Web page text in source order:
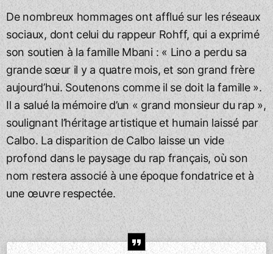
De nombreux hommages ont afflué sur les réseaux
sociaux, dont celui du rappeur Rohff, qui a exprimé
son soutien à la famille Mbani : « Lino a perdu sa
grande sœur il y a quatre mois, et son grand frère
aujourd’hui. Soutenons comme il se doit la famille ».
Il a salué la mémoire d’un « grand monsieur du rap »,
soulignant l’héritage artistique et humain laissé par
Calbo. La disparition de Calbo laisse un vide
profond dans le paysage du rap français, où son
nom restera associé à une époque fondatrice et à
une œuvre respectée.